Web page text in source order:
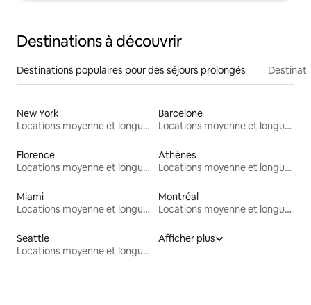
Destinations à découvrir
Destinations populaires pour des séjours prolongés
New York
Locations moyenne et longue durée
Barcelone
Locations moyenne et longue durée
Florence
Locations moyenne et longue durée
Athènes
Locations moyenne et longue durée
Miami
Locations moyenne et longue durée
Montréal
Locations moyenne et longue durée
Seattle
Locations moyenne et longue durée
Afficher plus